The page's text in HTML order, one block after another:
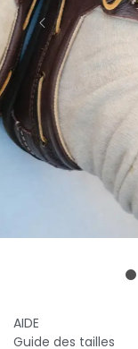
AIDE
Guide des tailles